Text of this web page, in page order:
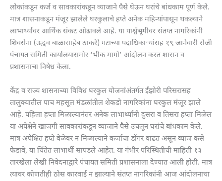
लोकांकडून कर्ज व सावकारांकडून व्याजाने पैसे घेऊन घरांचे बांधकाम पूर्ण केले.
मात्र शासनाकडून मंजूर झालेले घरकुलाचे हप्ते अनेक महिन्यांपासून थकल्याने
लाभार्थ्यांवर आर्थिक संकट ओढावले आहे. या पार्श्वभूमीवर संतप्त नागरिकांनी
शिवसेना (उद्धव बाळासाहेब ठाकरे) गटाच्या पदाधिकाऱ्यांसह १९ जानेवारी रोजी
पंचायत समिती कार्यालयासमोर ‘भीक मागो’ आंदोलन करत शासन व
प्रशासनाचा निषेध केला.
केंद्र व राज्य शासनाच्या विविध घरकुल योजनांअंतर्गत ईंझोरी परिसरासह
तालुक्यातील पाच महसूल मंडळांतील शेकडो नागरिकांना घरकुल मंजूर झाले
आहे. पहिला हप्ता मिळाल्यानंतर अनेक लाभार्थ्यांनी दुसरा व तिसरा हप्ता मिळेल
या अपेक्षेने खाजगी सावकारांकडून व्याजाने पैसे उचलून घरांचे बांधकाम केले.
मात्र अपेक्षित हप्ते वेळेवर न मिळाल्याने कर्जाचा डोंगर वाढत असून व्याज कसे
फेडावे, या चिंतेत लाभार्थी सापडले आहेत. या गंभीर परिस्थितीची माहिती १३
तारखेला लेखी निवेदनाद्वारे पंचायत समिती प्रशासनाला देण्यात आली होती. मात्र
त्यावर कोणतीही ठोस कारवाई न झाल्याने संतप्त नागरिकांनी आज आंदोलनाचा